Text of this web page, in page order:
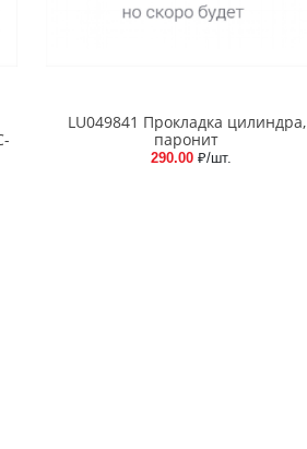
LU049841 Прокладка цилиндра,
паронит
290.00 ₽/шт.